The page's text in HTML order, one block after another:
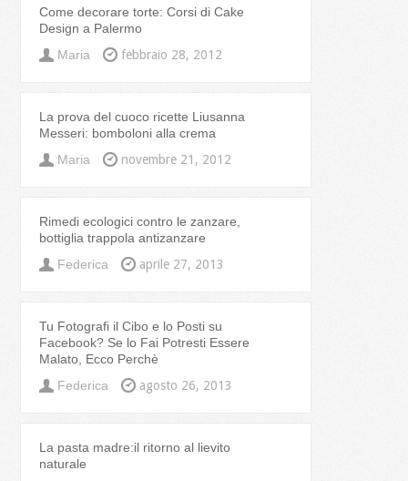
Come decorare torte: Corsi di Cake
Design a Palermo
Maria
febbraio 28, 2012
La prova del cuoco ricette Liusanna
Messeri: bomboloni alla crema
Maria
novembre 21, 2012
Rimedi ecologici contro le zanzare,
bottiglia trappola antizanzare
Federica
aprile 27, 2013
Tu Fotografi il Cibo e lo Posti su
Facebook? Se lo Fai Potresti Essere
Malato, Ecco Perchè
Federica
agosto 26, 2013
La pasta madre:il ritorno al lievito
naturale